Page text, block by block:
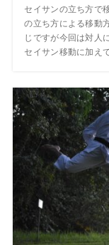
セイサンの立ち方で
の立ち方による移動
じですが今回は対人
セイサン移動に加え